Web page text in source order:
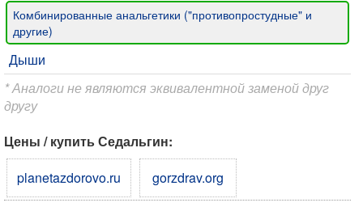
Комбинированные анальгетики ("противопростудные" и
другие)
Дыши
* Аналоги не являются эквивалентной заменой друг
другу
Цены / купить Седальгин:
planetazdorovo.ru
gorzdrav.org